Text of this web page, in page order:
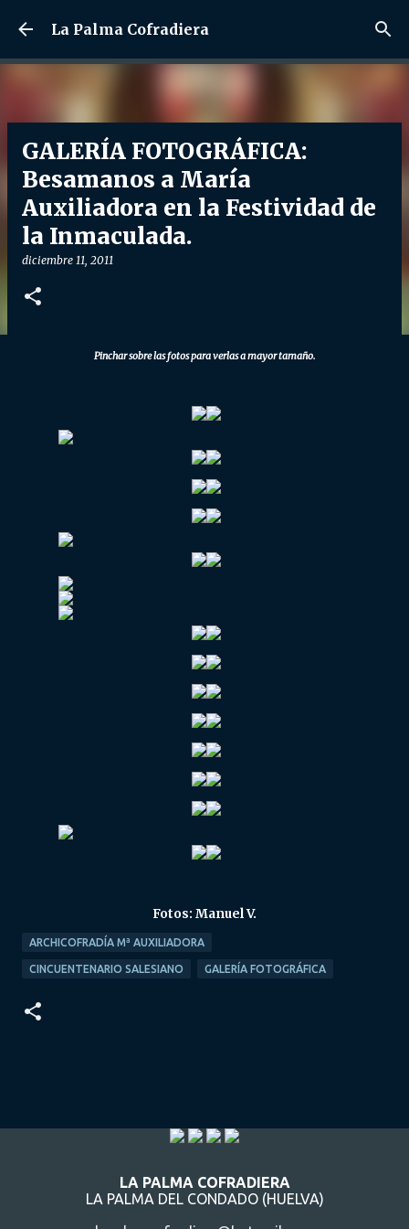
Ir al contenido principal
La Palma Cofradiera
GALERÍA FOTOGRÁFICA:
Besamanos a María
Auxiliadora en la Festividad de
la Inmaculada.
diciembre 11, 2011
Pinchar sobre las fotos para verlas a mayor tamaño.
Fotos: Manuel V.
ARCHICOFRADÍA Mª AUXILIADORA
CINCUENTENARIO SALESIANO GALERÍA FOTOGRÁFICA
LA PALMA COFRADIERA
LA PALMA DEL CONDADO (HUELVA)